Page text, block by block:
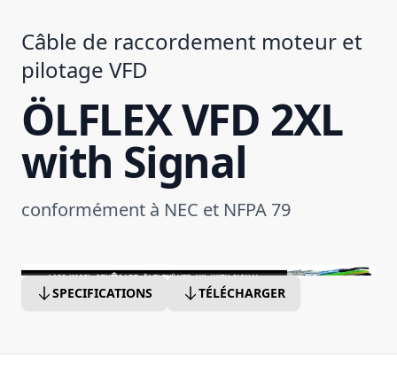
Câble de raccordement moteur et
pilotage VFD
ÖLFLEX VFD 2XL
with Signal
conformément à NEC et NFPA 79
SPECIFICATIONS TÉLÉCHARGER